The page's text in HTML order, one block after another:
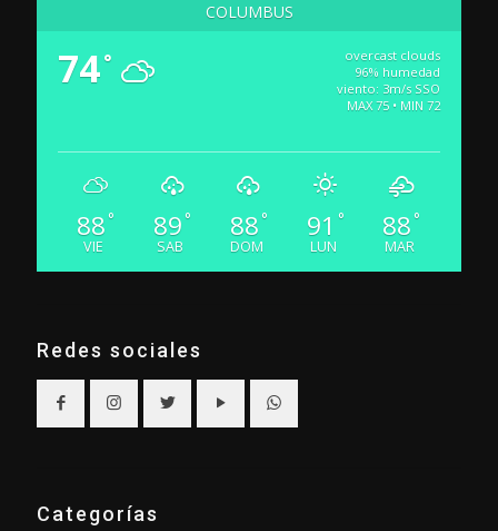
COLUMBUS
74°
overcast clouds
96% humedad
viento: 3m/s SSO
MAX 75 • MIN 72
88 °
VIE
89 °
SAB
88 °
DOM
91 °
LUN
88 °
MAR
Redes sociales
Categorías